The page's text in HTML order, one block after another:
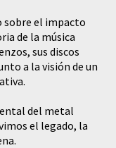
sobre el impacto
de la música
sus discos
a la visión de un
del metal
el legado, la